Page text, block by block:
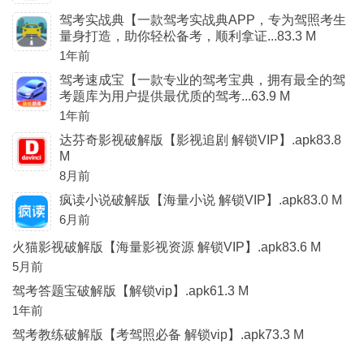
驾考实战典【一款驾考实战典APP，专为驾照考生
量身打造，助你轻松备考，顺利拿证...83.3 M
1年前
驾考速成宝【一款专业的驾考宝典，拥有最全的驾
考题库为用户提供最优质的驾考...63.9 M
1年前
达芬奇影视破解版【影视追剧 解锁VIP】.apk83.8
M
8月前
疯读小说破解版【海量小说 解锁VIP】.apk83.0 M
6月前
火猫影视破解版【海量影视资源 解锁VIP】.apk83.6 M
5月前
驾考答题宝破解版【解锁vip】.apk61.3 M
1年前
驾考教练破解版【考驾照必备 解锁vip】.apk73.3 M